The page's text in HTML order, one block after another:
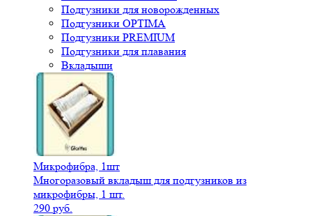
Подгузники для новорожденных
Подгузники OPTIMA
Подгузники PREMIUM
Подгузники для плавания
Вкладыши
Микрофибра, 1шт
Многоразовый вкладыш для подгузников из
микрофибры, 1 шт.
290 руб.